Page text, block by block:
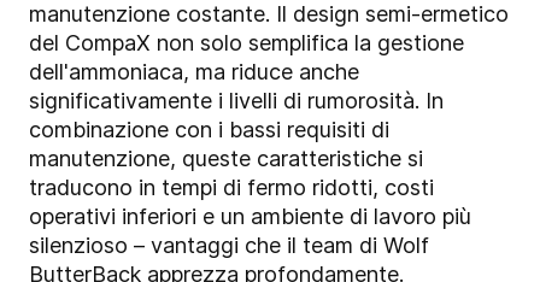
manutenzione costante. Il design semi-ermetico
del CompaX non solo semplifica la gestione
dell'ammoniaca, ma riduce anche
significativamente i livelli di rumorosità. In
combinazione con i bassi requisiti di
manutenzione, queste caratteristiche si
traducono in tempi di fermo ridotti, costi
operativi inferiori e un ambiente di lavoro più
silenzioso – vantaggi che il team di Wolf
ButterBack apprezza profondamente.